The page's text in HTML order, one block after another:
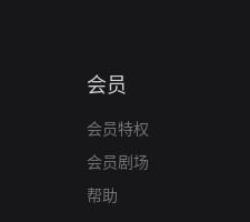
会员
会员特权
会员剧场
帮助